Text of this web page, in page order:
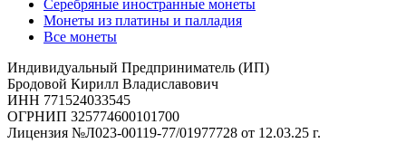
Серебряные иностранные монеты
Монеты из платины и палладия
Все монеты
Индивидуальный Предприниматель (ИП)
Бродовой Кирилл Владиславович
ИНН 771524033545
ОГРНИП 325774600101700
Лицензия №Л023-00119-77/01977728 от 12.03.25 г.